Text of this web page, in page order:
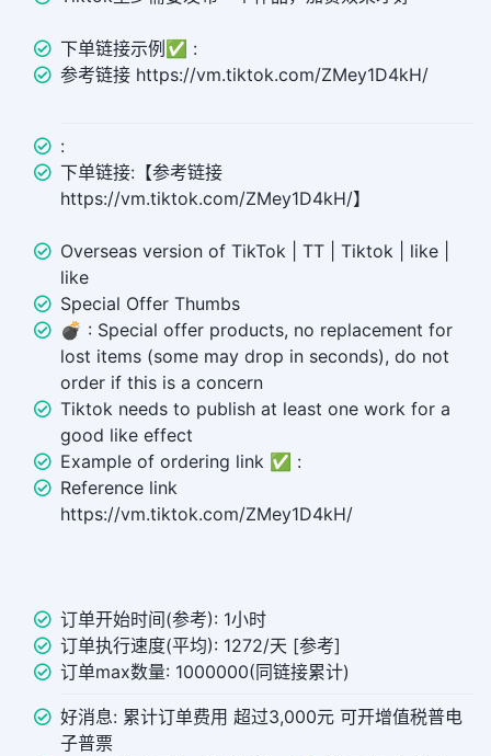
下单链接示例✅ :
参考链接 https://vm.tiktok.com/ZMey1D4kH/
:
下单链接:【参考链接
https://vm.tiktok.com/ZMey1D4kH/】
Overseas version of TikTok | TT | Tiktok | like |
like
Special Offer Thumbs
💣 ︎: Special offer products, no replacement for
lost items (some may drop in seconds), do not
order if this is a concern
Tiktok needs to publish at least one work for a
good like effect
Example of ordering link ✅ :
Reference link
https://vm.tiktok.com/ZMey1D4kH/
订单开始时间(参考): 1小时
订单执行速度(平均): 1272/天 [参考]
订单max数量: 1000000(同链接累计)
好消息: 累计订单费用 超过3,000元 可开增值税普电
子普票